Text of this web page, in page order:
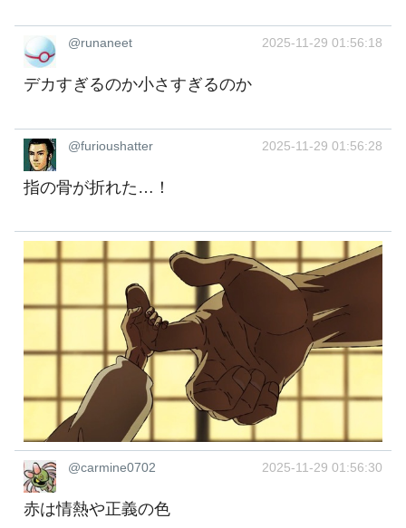
@runaneet 2025-11-29 01:56:18
デカすぎるのか小さすぎるのか
@furioushatter 2025-11-29 01:56:28
指の骨が折れた…！
@carmine0702 2025-11-29 01:56:30
赤は情熱や正義の色